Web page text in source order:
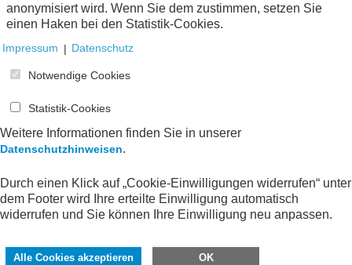
anonymisiert wird. Wenn Sie dem zustimmen, setzen Sie
einen Haken bei den Statistik-Cookies.
Impressum | Datenschutz
Notwendige Cookies
Statistik-Cookies
Weitere Informationen finden Sie in unserer
Datenschutzhinweisen.
Durch einen Klick auf „Cookie-Einwilligungen widerrufen“ unter
dem Footer wird Ihre erteilte Einwilligung automatisch
widerrufen und Sie können Ihre Einwilligung neu anpassen.
Alle Cookies akzeptieren OK